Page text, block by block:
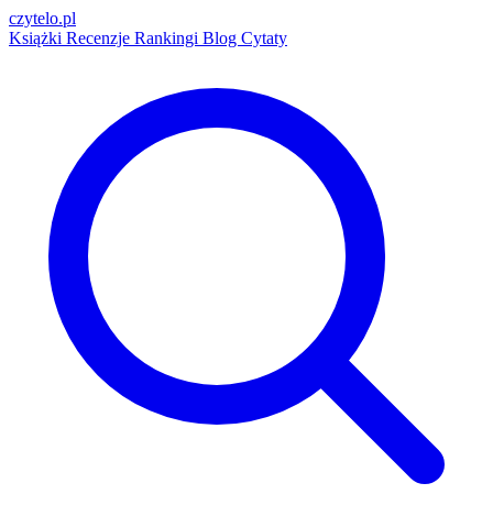
czytelo.pl
Książki Recenzje Rankingi Blog Cytaty